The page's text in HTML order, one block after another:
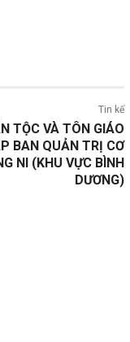
Tin kế
TỘC VÀ TÔN GIÁO
BAN QUẢN TRỊ CƠ
NI (KHU VỰC BÌNH
DƯƠNG)